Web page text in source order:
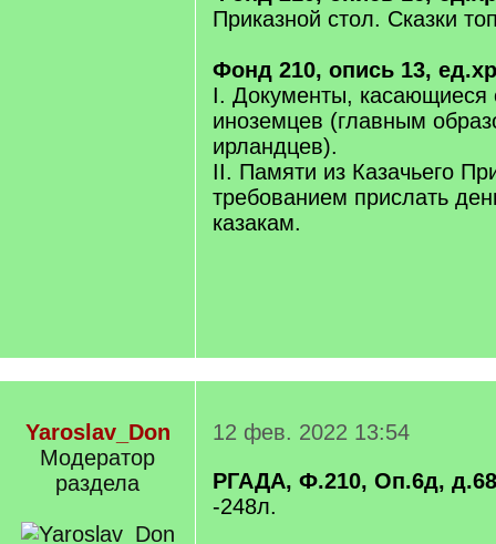
Приказной стол. Сказки
Фонд 210, опись 13,
I. Документы, касающиеся
иноземцев (главным
ирландцев).
II. Памяти из Казачьего
требованием прислать
казакам.
Yaroslav_Don
Модератор
раздела
12 фев. 2022 13:54
РГАДА, Ф.210, Оп.6д, д.68
-248л.